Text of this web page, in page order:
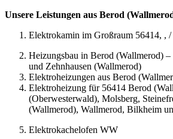
Unsere Leistungen aus Berod
Elektrokamin im Großraum 56414, , /
Heizungsbau in Berod (Wallmerod)
und Zehnhausen (Wallmerod)
Elektroheizungen aus Berod
Elektroheizung für 56414 Berod
(Oberwesterwald), Molsberg,
(Wallmerod), Wallmerod, Bilkheim
Elektrokachelofen WW